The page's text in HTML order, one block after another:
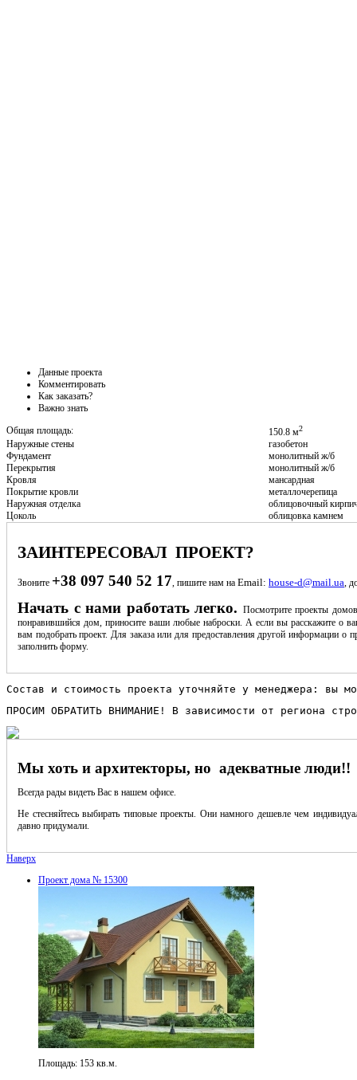
Данные проекта
Комментировать
Как заказать?
Важно знать
Общая площадь:
150.8 м2
Наружные стены
газобетон
Фундамент
монолитный ж/б
Перекрытия
монолитный ж/б
Кровля
мансардная
Покрытие кровли
металлочерепица
Наружная отделка
облицовочный
Цоколь
облицовка камнем
ЗАИНТЕРЕСОВАЛ ПРОЕКТ?
Звоните +38 097 540 52 17 , пишите нам на Email: house-d@mail.ua ,
Начать с нами работать легко. Посмотрите проекты
понравившийся дом, приносите ваши любые наброски. А если вы расскажите о
вам подобрать проект. Для заказа или для предоставления другой информации о
заполнить форму.
Состав и стоимость проекта уточняйте у менеджера:
ПРОСИМ ОБРАТИТЬ ВНИМАНИЕ! В зависимости от региона
Мы хоть и архитекторы, но адекватные люди!!
Всегда рады видеть Вас в нашем офисе.
Не стесняйтесь выбирать типовые проекты. Они намного дешевле чем
давно придумали.
Наверх
Проект дома № 15300
Площадь: 153 кв.м.